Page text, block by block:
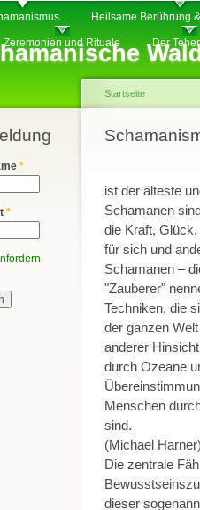
Heilsame Berührung
Zeremonien und Rituale Der
*
*
Sie sind hier
Startseite
ist der älteste
Schamanen
die Kraft,
für sich und
Schamanen –
"Zauberer"
Techniken, die
der ganzen
anderer
durch Ozeane
Menschen
sind.
(Michael
Die zentrale
dieser